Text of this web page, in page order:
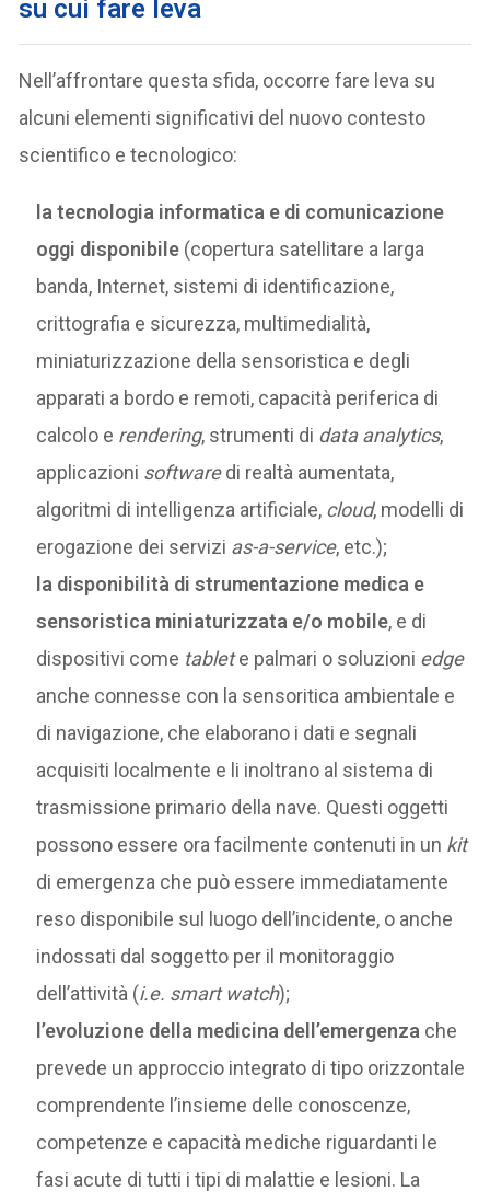
su cui fare leva
Nell’affrontare questa sfida, occorre fare leva su
alcuni elementi significativi del nuovo contesto
scientifico e tecnologico:
la tecnologia informatica e di comunicazione
oggi disponibile (copertura satellitare a larga
banda, Internet, sistemi di identificazione,
crittografia e sicurezza, multimedialità,
miniaturizzazione della sensoristica e degli
apparati a bordo e remoti, capacità periferica di
calcolo e rendering, strumenti di data analytics,
applicazioni softwaredi realtà aumentata,
algoritmi di intelligenza artificiale, cloud, modelli di
erogazione dei servizi as-a-service, etc.);
la disponibilità di strumentazione medica e
sensoristica miniaturizzata e/o mobile, e di
dispositivi come tablete palmari o soluzioni edge
anche connesse con la sensoritica ambientale e
di navigazione, che elaborano i dati e segnali
acquisiti localmente e li inoltrano al sistema di
trasmissione primario della nave. Questi oggetti
possono essere ora facilmente contenuti in un kit
di emergenza che può essere immediatamente
reso disponibile sul luogo dell’incidente, o anche
indossati dal soggetto per il monitoraggio
dell’attività (i.e. smart watch);
l’evoluzione della medicina dell’emergenza che
prevede un approccio integrato di tipo orizzontale
comprendente l’insieme delle conoscenze,
competenze e capacità mediche riguardanti le
fasi acute di tutti i tipi di malattie e lesioni. La